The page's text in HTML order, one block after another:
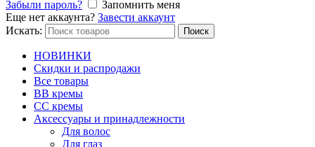
Забыли пароль?
Запомнить меня
Еще нет аккаунта? Завести аккаунт
Искать:
Поиск
НОВИНКИ
Скидки и распродажи
Все товары
BB кремы
CC кремы
Аксессуары и принадлежности
Для волос
Для глаз